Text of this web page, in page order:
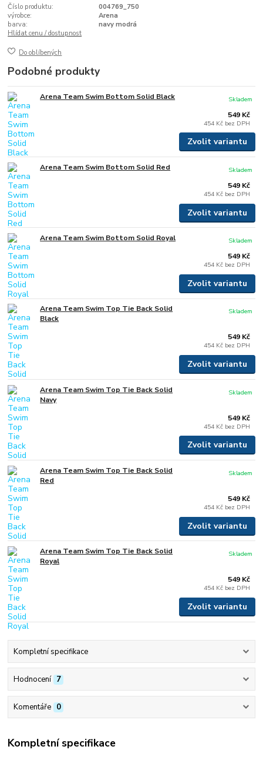
Číslo produktu:
004769_750
výrobce:
Arena
barva:
navy modrá
Hlídat cenu / dostupnost
Do oblíbených
Podobné produkty
Arena Team Swim Bottom Solid Black
549 Kč
454 Kč bez DPH
Skladem
Zvolit variantu
Arena Team Swim Bottom Solid Red
549 Kč
454 Kč bez DPH
Skladem
Zvolit variantu
Arena Team Swim Bottom Solid Royal
549 Kč
454 Kč bez DPH
Skladem
Zvolit variantu
Arena Team Swim Top Tie Back Solid
Black
549 Kč
454 Kč bez DPH
Skladem
Zvolit variantu
Arena Team Swim Top Tie Back Solid
Navy
549 Kč
454 Kč bez DPH
Skladem
Zvolit variantu
Arena Team Swim Top Tie Back Solid
Red
549 Kč
454 Kč bez DPH
Skladem
Zvolit variantu
Arena Team Swim Top Tie Back Solid
Royal
549 Kč
454 Kč bez DPH
Skladem
Zvolit variantu
Kompletní specifikace
Hodnocení 7
Komentáře 0
Kompletní specifikace